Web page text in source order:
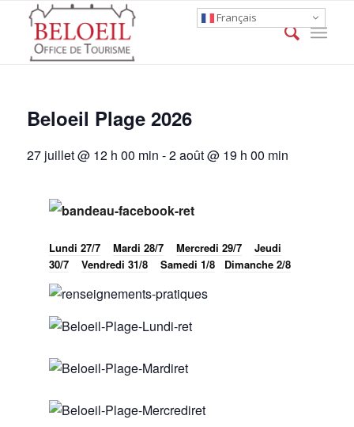
Beloeil Plage 2026
27 juillet @ 12 h 00 min -2 août @ 19 h 00 min
Lundi 27/7 Mardi 28/7 Mercredi 29/7
Jeudi
30/7
Vendredi 31/8 Samedi 1/8 Dimanche 2/8
Français